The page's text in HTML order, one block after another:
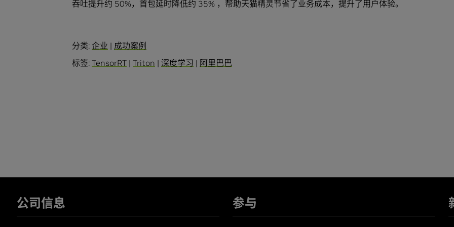
吞吐提升约 50%，首包延时降低约 35% ，帮助天猫精灵节省了业务成本，提升了用户体验。
分类: 企业 | 成功案例
标签: TensorRT | Triton | 深度学习 | 阿里巴巴
公司信息 参与